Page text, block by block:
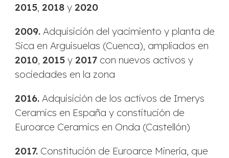
2015, 2018y 2020
2009.Adquisición del yacimiento y planta de
Sica en Arguisuelas (Cuenca), ampliados en
2010, 2015y 2017con nuevos activos y
sociedades en la zona
2016.Adquisición de los activos de Imerys
Ceramics en España y constitución de
Euroarce Ceramics en Onda (Castellón)
2017.Constitución de Euroarce Minería, que